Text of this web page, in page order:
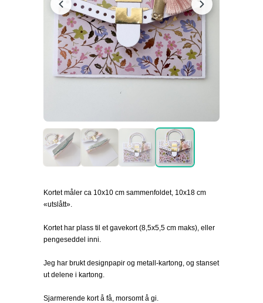
Kortet måler ca 10x10 cm sammenfoldet, 10x18 cm
«utslått».
Kortet har plass til et gavekort (8,5x5,5 cm maks), eller
pengeseddel inni.
Jeg har brukt designpapir og metall-kartong, og stanset
ut delene i kartong.
Sjarmerende kort å få, morsomt å gi.